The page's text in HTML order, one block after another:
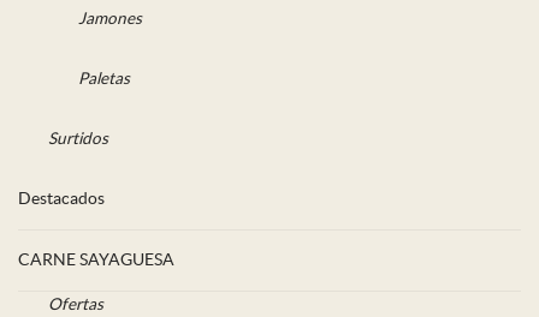
Jamones
Paletas
Surtidos
Destacados
CARNE SAYAGUESA
Ofertas